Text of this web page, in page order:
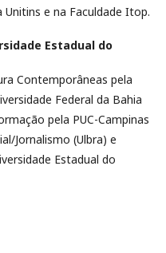
e na Faculdade Itop.
Estadual do
Contemporâneas pela
Federal da Bahia
pela PUC-Campinas
Jornalismo (Ulbra) e
Estadual do